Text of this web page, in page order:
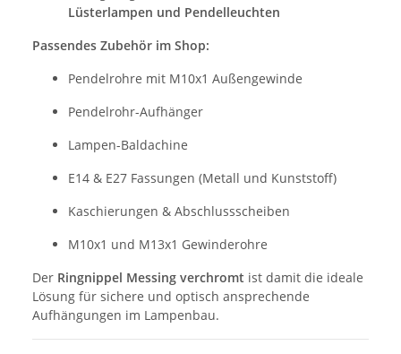
Lüsterlampen und Pendelleuchten
Passendes Zubehör im Shop:
Pendelrohre mit M10x1 Außengewinde
Pendelrohr-Aufhänger
Lampen-Baldachine
E14 & E27 Fassungen (Metall und Kunststoff)
Kaschierungen & Abschlussscheiben
M10x1 und M13x1 Gewinderohre
Der Ringnippel Messing verchromt ist damit die ideale
Lösung für sichere und optisch ansprechende
Aufhängungen im Lampenbau.